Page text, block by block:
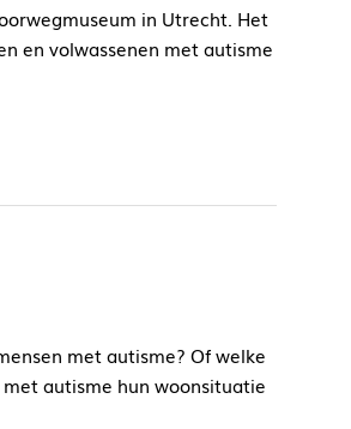
in Utrecht. Het
en volwassenen met autisme
met autisme? Of welke
autisme hun woonsituatie